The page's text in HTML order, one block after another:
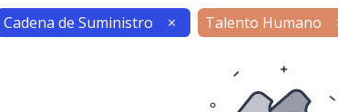
Cadena de Suministro × Talento Humano